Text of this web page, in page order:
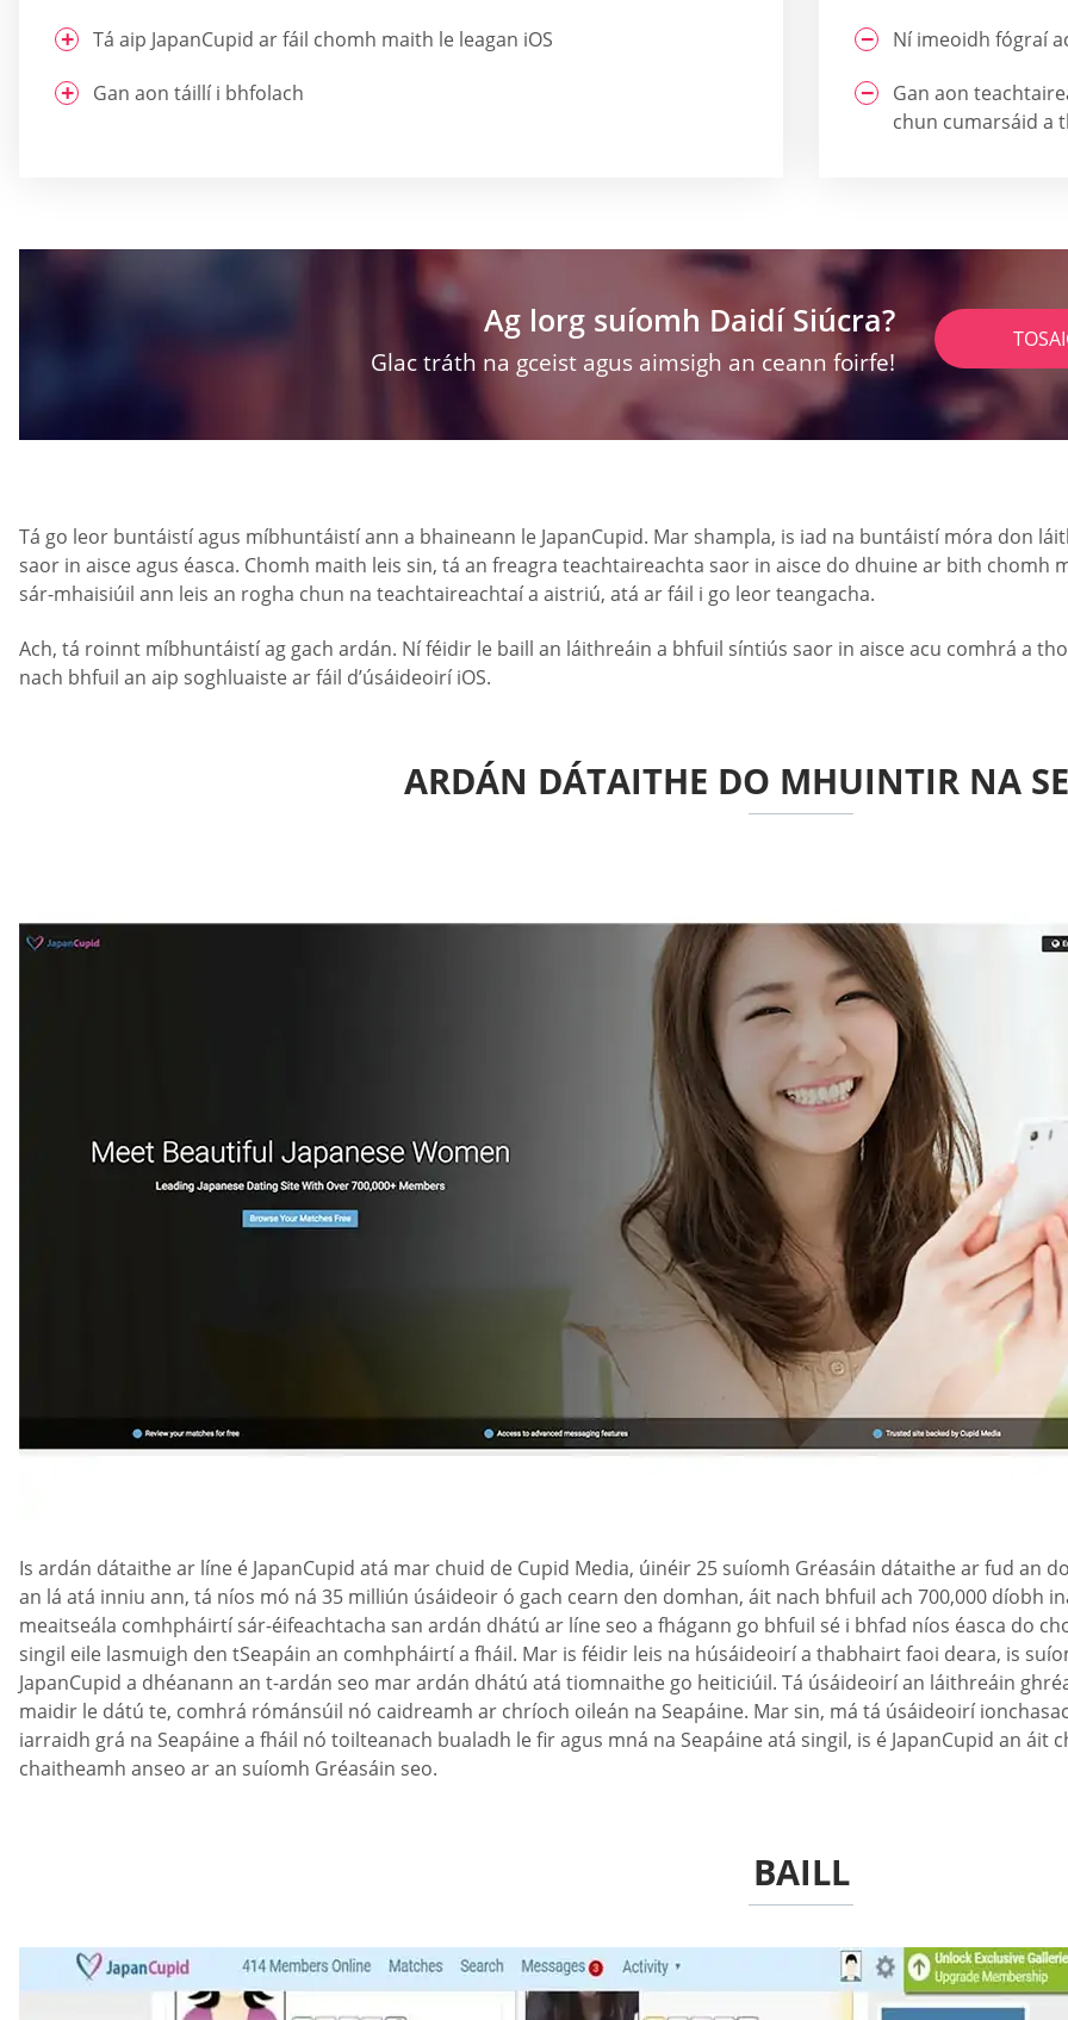
Tá aip JapanCupid ar fáil chomh maith le leagan iOS
Gan aon táillí i bhfolach
Ní imeoidh fógraí
Gan aon
chun cumarsáid a
Ag lorg suíomh Daidí Siúcra?
Glac tráth na gceist agus aimsigh an ceann foirfe!
Tá go leor buntáistí agus míbhuntáistí ann a bhaineann le JapanCupid. Mar shampla, is iad na buntáistí móra don
saor in aisce agus éasca. Chomh maith leis sin, tá an freagra teachtaireachta saor in aisce do dhuine ar bith chomh
sár-mhaisiúil ann leis an rogha chun na teachtaireachtaí a aistriú, atá ar fáil i go leor teangacha.
Ach, tá roinnt míbhuntáistí ag gach ardán. Ní féidir le baill an láithreáin a bhfuil síntiús saor in aisce acu comhrá a
nach bhfuil an aip soghluaiste ar fáil d’úsáideoirí iOS.
ARDÁN DÁTAITHE DO MHUINTIR NA
Is ardán dátaithe ar líne é JapanCupid atá mar chuid de Cupid Media, úinéir 25 suíomh Gréasáin dátaithe ar fud an
an lá atá inniu ann, tá níos mó ná 35 milliún úsáideoir ó gach cearn den domhan, áit nach bhfuil ach 700,000 díobh
meaitseála comhpháirtí sár-éifeachtacha san ardán dhátú ar líne seo a fhágann go bhfuil sé i bhfad níos éasca do
singil eile lasmuigh den tSeapáin an comhpháirtí a fháil. Mar is féidir leis na húsáideoirí a thabhairt faoi deara, is
JapanCupid a dhéanann an t-ardán seo mar ardán dhátú atá tiomnaithe go heiticiúil. Tá úsáideoirí an láithreáin
maidir le dátú te, comhrá rómánsúil nó caidreamh ar chríoch oileán na Seapáine. Mar sin, má tá úsáideoirí
iarraidh grá na Seapáine a fháil nó toilteanach bualadh le fir agus mná na Seapáine atá singil, is é JapanCupid an áit
chaitheamh anseo ar an suíomh Gréasáin seo.
BAILL